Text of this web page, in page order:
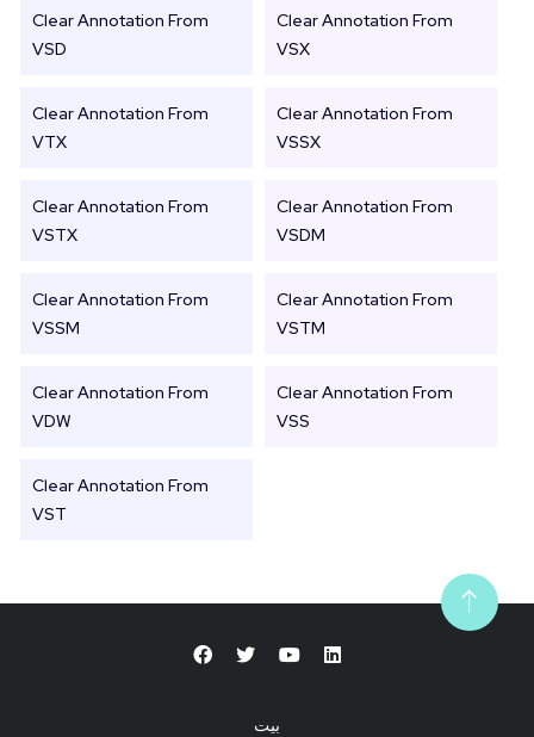
Clear Annotation From
VSD
Clear Annotation From
VSX
Clear Annotation From
VTX
Clear Annotation From
VSSX
Clear Annotation From
VSTX
Clear Annotation From
VSDM
Clear Annotation From
VSSM
Clear Annotation From
VSTM
Clear Annotation From
VDW
Clear Annotation From
VSS
Clear Annotation From
VST
بيت